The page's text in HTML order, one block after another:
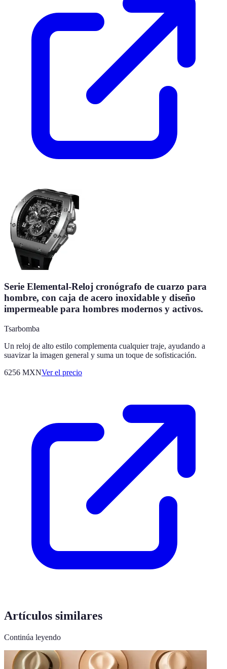
Serie Elemental-Reloj cronógrafo de cuarzo para
hombre, con caja de acero inoxidable y diseño
impermeable para hombres modernos y activos.
Tsarbomba
Un reloj de alto estilo complementa cualquier traje, ayudando a
suavizar la imagen general y suma un toque de sofisticación.
6256 MXNVer el precio
Artículos similares
Continúa leyendo